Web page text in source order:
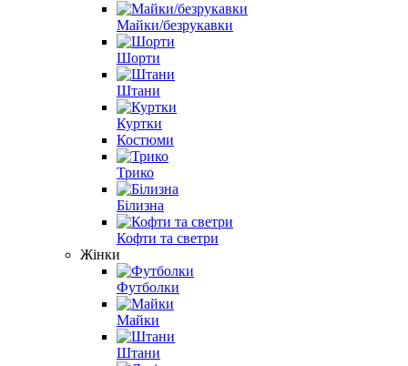
Майки/безрукавки
Шорти
Штани
Куртки
Костюми
Трико
Білизна
Кофти та светри
Жінки
Футболки
Майки
Штани